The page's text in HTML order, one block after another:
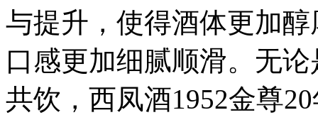
与提升，使得酒体更加
口感更加细腻顺滑。无
共饮，西凤酒1952金尊